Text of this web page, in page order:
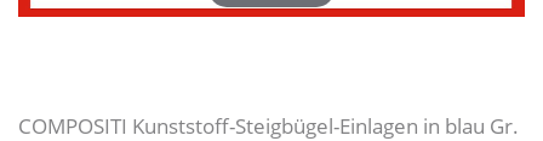
COMPOSITI Kunststoff-Steigbügel-Einlagen in blau Gr.